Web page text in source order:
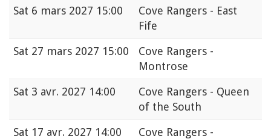
Sat 6 mars 2027 15:00
Cove Rangers - East
Fife
Sat 27 mars 2027 15:00
Cove Rangers -
Montrose
Sat 3 avr. 2027 14:00
Cove Rangers - Queen
of the South
Sat 17 avr. 2027 14:00
Cove Rangers -